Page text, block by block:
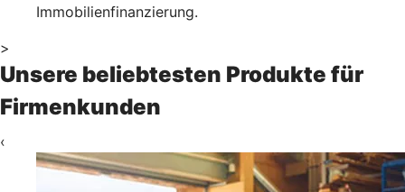
Immobilienfinanzierung.
>
Unsere beliebtesten Produkte für
Firmenkunden
‹